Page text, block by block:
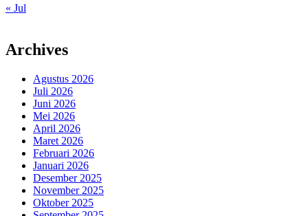
« Jul
Archives
Agustus 2026
Juli 2026
Juni 2026
Mei 2026
April 2026
Maret 2026
Februari 2026
Januari 2026
Desember 2025
November 2025
Oktober 2025